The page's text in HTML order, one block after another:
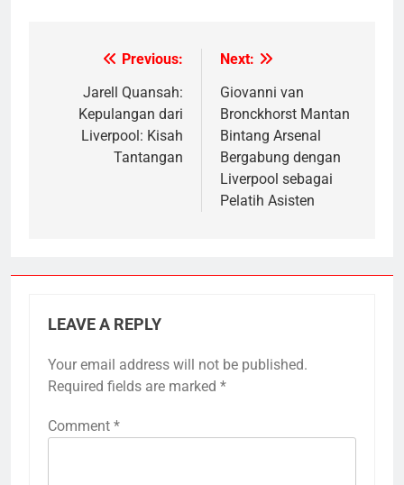
navigation
Previous:
Jarell Quansah:
Kepulangan dari
Liverpool: Kisah
Tantangan
Next:
Giovanni van
Bronckhorst Mantan
Bintang Arsenal
Bergabung dengan
Liverpool sebagai
Pelatih Asisten
LEAVE A REPLY
Your email address will not be published.
Required fields are marked *
Comment *